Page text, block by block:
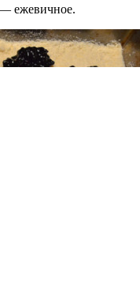
ежевичное.